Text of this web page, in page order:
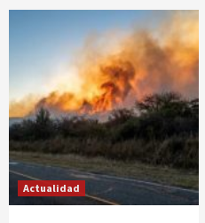
Actualidad